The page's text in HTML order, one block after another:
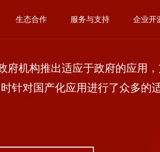
生态合作 服务与支持 企业开
机构推出适应于政府的应用，
针对国产化应用进行了众多的